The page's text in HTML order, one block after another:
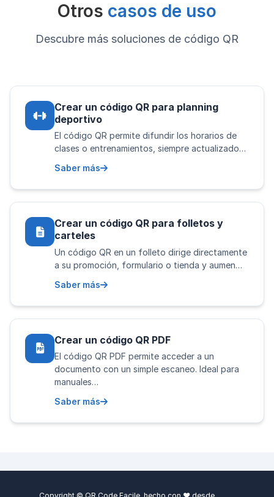
Otros casos de uso
Descubre más soluciones de código QR
Crear un código QR para planning
deportivo
El código QR permite difundir los horarios de
clases o entrenamientos, siempre actualizado…
Saber más
Crear un código QR para folletos y
carteles
Un código QR en un folleto dirige directamente
a su promoción, formulario o tienda y aumen…
Saber más
Crear un código QR PDF
El código QR PDF permite acceder a un
documento con un simple escaneo. Ideal para
manuales…
Saber más